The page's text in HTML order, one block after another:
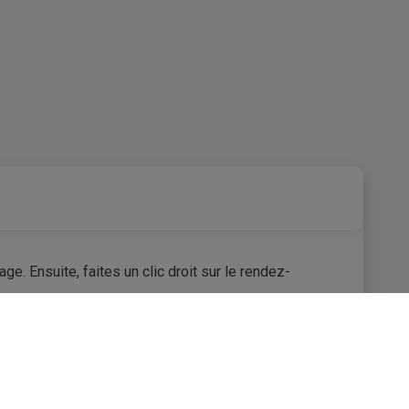
Ensuite, faites un clic droit sur le rendez-